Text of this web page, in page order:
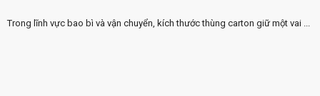
Trong lĩnh vực bao bì và vận chuyển, kích thước thùng carton giữ một vai ...